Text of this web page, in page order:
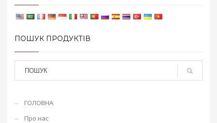
ПОШУК ПРОДУКТІВ
ГОЛОВНА
Про нас